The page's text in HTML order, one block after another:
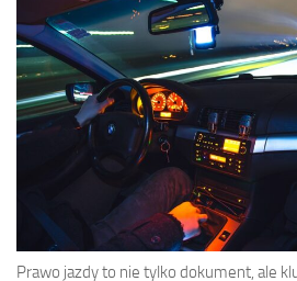
Prawo jazdy to nie tylko dokument, ale